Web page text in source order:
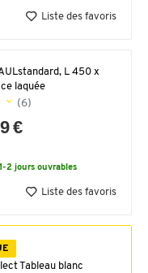
Liste des favoris
L 450 x
laquée
(6)
€
1-2 jours ouvrables
Liste des favoris
Tableau blanc